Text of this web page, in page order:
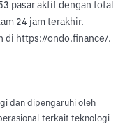
pasar aktif dengan total
24 jam terakhir.
di https://ondo.finance/.
dan dipengaruhi oleh
terkait teknologi